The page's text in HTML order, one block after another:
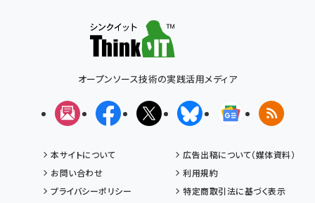
オープンソース技術の実践活用メディア
メルマガFacebookX(エックス)BlueskyGoogleニュ
RSS
本サイトについて
広告出稿について（媒体資料）
お問い合わせ
利用規約
プライバシーポリシー
特定商取引法に基づく表示